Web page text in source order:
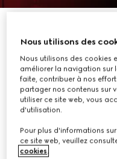
Nous utilisons des
Nous utilisons des cookies
améliorer la navigation sur
faite, contribuer à nos
partager nos contenus sur
utiliser ce site web, vous
d'utilisation.
Pour plus d'informations
ce site web, veuillez
cookies.